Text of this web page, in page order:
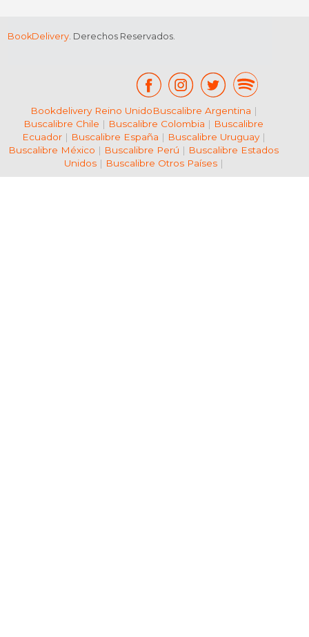
BookDelivery. Derechos Reservados.
Bookdelivery Reino UnidoBuscalibre Argentina |
Buscalibre Chile | Buscalibre Colombia | Buscalibre
Ecuador| Buscalibre España | Buscalibre Uruguay|
Buscalibre México | Buscalibre Perú | Buscalibre Estados
Unidos| Buscalibre Otros Países|